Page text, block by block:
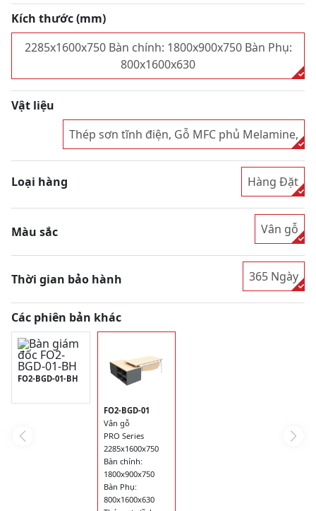
Kích thước (mm)
2285x1600x750 Bàn chính: 1800x900x750 Bàn Phụ:
800x1600x630
Vật liệu
Thép sơn tĩnh điện, Gỗ MFC phủ Melamine,
Loại hàng Hàng Đặt
Màu sắc Vân gỗ
Thời gian bảo hành 365 Ngày
Các phiên bản khác
FO2-BGD-01-BH
FO2-BGD-01
Vân gỗ
PRO Series
2285x1600x750
Bàn chính:
1800x900x750
Bàn Phụ:
800x1600x630